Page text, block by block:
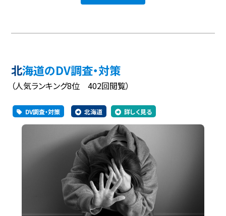
北海道のDV調査・対策
（人気ランキング8位 402回閲覧）
DV調査・対策 北海道 詳しく見る